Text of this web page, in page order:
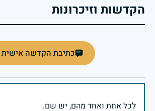
הקדשות וזיכרונות
כתיבת הקדשה אישית